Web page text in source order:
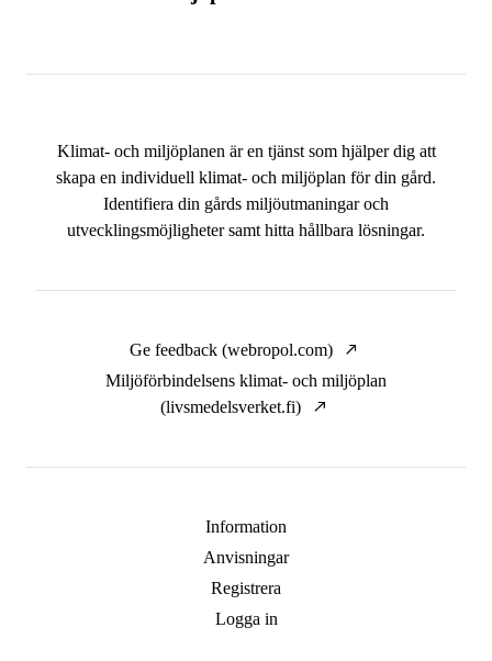
Klimat- och miljöplanen är en tjänst som hjälper dig att
skapa en individuell klimat- och miljöplan för din gård.
Identifiera din gårds miljöutmaningar och
utvecklingsmöjligheter samt hitta hållbara lösningar.
Ge feedback (webropol.com)
Miljöförbindelsens klimat- och miljöplan
(livsmedelsverket.fi)
Information
Anvisningar
Registrera
Logga in